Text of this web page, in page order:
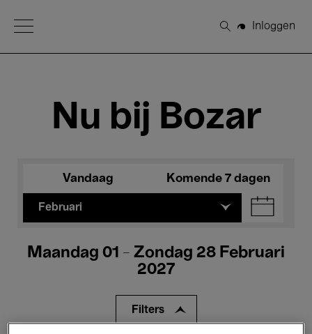
Open Menu
Zoeken
Inloggen
Nu bij Bozar
Vandaag Komende 7 dagen
Februari
Maandag 01 - Zondag 28 Februari
2027
Filters